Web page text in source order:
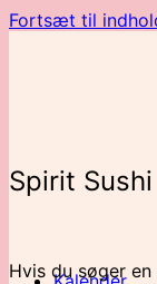
Fortsæt til
Spirit Sushi
Hvis du søger